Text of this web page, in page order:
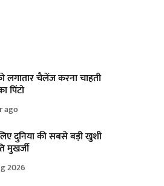
लगातार चैलेंज करना चाहती
पिंटो
ago
दुनिया की सबसे बड़ी खुशी
मुखर्जी
2026